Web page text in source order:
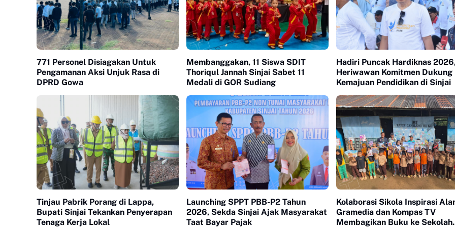
771 Personel Disiagakan Untuk
Pengamanan Aksi Unjuk Rasa di
DPRD Gowa
Membanggakan, 11 Siswa SDIT
Thoriqul Jannah Sinjai Sabet 11
Medali di GOR Sudiang
Hadiri Puncak Hardiknas
Heriwawan Komitmen Dukung
Kemajuan Pendidikan di Sinjai
Tinjau Pabrik Porang di Lappa,
Bupati Sinjai Tekankan Penyerapan
Tenaga Kerja Lokal
Launching SPPT PBB-P2 Tahun
2026, Sekda Sinjai Ajak Masyarakat
Taat Bayar Pajak
Kolaborasi Sikola Inspirasi
Gramedia dan Kompas TV
Membagikan Buku ke Sekolah